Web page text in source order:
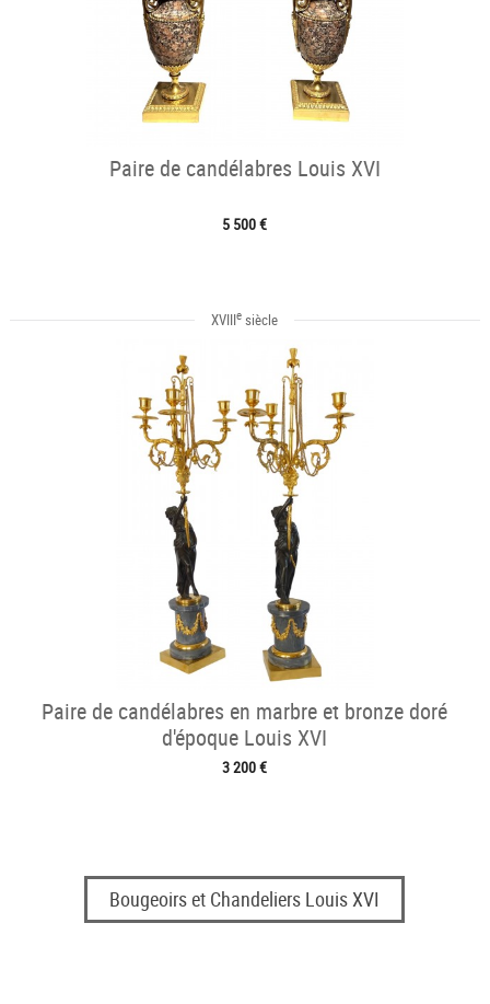
Paire de candélabres Louis XVI
5 500 €
XVIIIe siècle
Paire de candélabres en marbre et bronze doré
d'époque Louis XVI
3 200 €
Bougeoirs et Chandeliers Louis XVI